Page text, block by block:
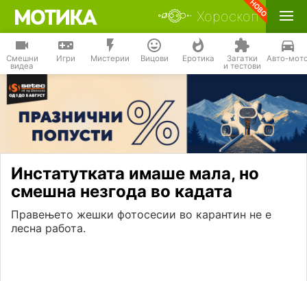
Хороскоп
Смешни
видеа
Игри Мистерии Вицови Еротика Загатки
и тестови
Авто-
Инстатутката имаше мала, но
смешна незгода во кадата
Правењето жешки фотосесии во карантин не е
лесна работа.